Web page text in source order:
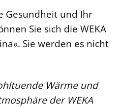
Gesundheit und Ihr
Sie sich die WEKA
Sie werden es nicht
Wärme und
der WEKA